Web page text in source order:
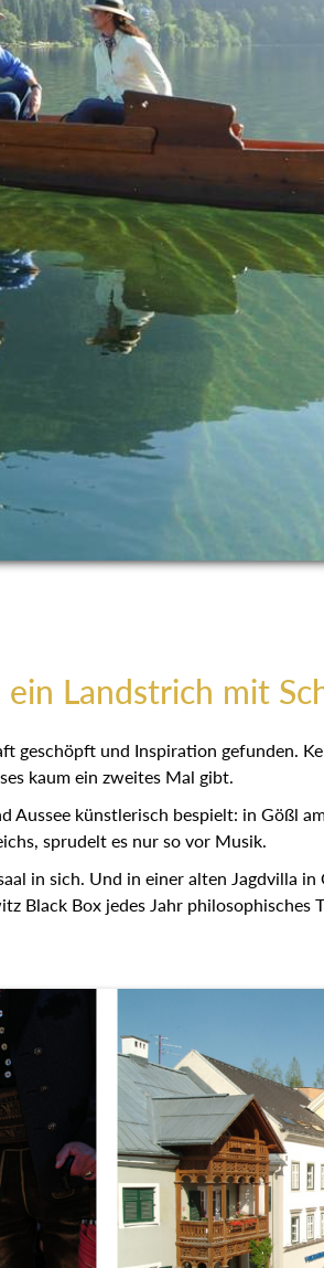
ein Landstrich mit
geschöpft und Inspiration gefunden.
kaum ein zweites Mal gibt.
Aussee künstlerisch bespielt: in Gößl
sprudelt es nur so vor Musik.
in sich. Und in einer alten
Black Box jedes Jahr